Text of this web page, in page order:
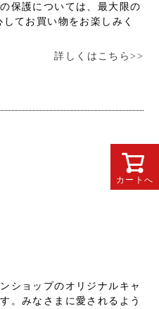
カートへ
保護については、最大限の
てお買い物をお楽しみく
詳しくはこちら>>
ショップのオリジナルキャ
。みなさまに愛されるよう